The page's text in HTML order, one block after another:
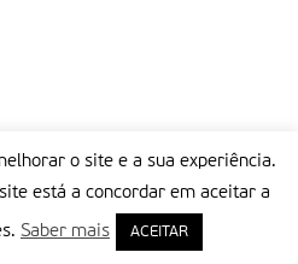
o site e a sua experiência.
está a concordar em aceitar a
Saber mais ACEITAR